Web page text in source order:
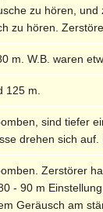
zu hören, und
zu hören.
m. W.B. waren
125 m.
sind tiefer
drehen sich auf.
Zerstörer
- 90 m
Geräusch am